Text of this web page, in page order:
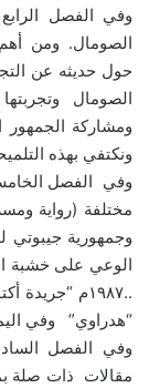
وفي الفصل
الصومال. ومن
حول حديثه عن
الصومال
ومشاركة الجمهور
ونكتفي بهذه
وفي الفصل الخامس
مختلفة (رواية
وجمهورية جيبوتي
..١٩٨٧م
“هدراوي” وفي
وفي الفصل
مقالات ذات صلة